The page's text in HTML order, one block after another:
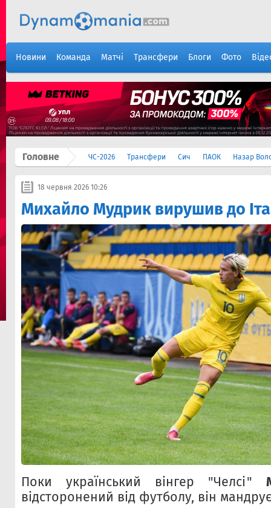
Новини Команда Матчі Трансфери Блоги Фото
Головне ЧС-2026 Трансфери Сич ПАОК Назар
18 червня 2026 10:26
Михайло Мудрик вирушив до
Поки український вінгер "Челсі"
відсторонений від футболу, він